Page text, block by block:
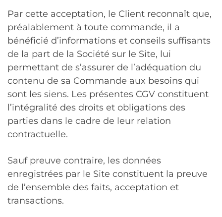
Par cette acceptation, le Client reconnaît que,
préalablement à toute commande, il a
bénéficié d’informations et conseils suffisants
de la part de la Société sur le Site, lui
permettant de s’assurer de l’adéquation du
contenu de sa Commande aux besoins qui
sont les siens. Les présentes CGV constituent
l’intégralité des droits et obligations des
parties dans le cadre de leur relation
contractuelle.
Sauf preuve contraire, les données
enregistrées par le Site constituent la preuve
de l’ensemble des faits, acceptation et
transactions.